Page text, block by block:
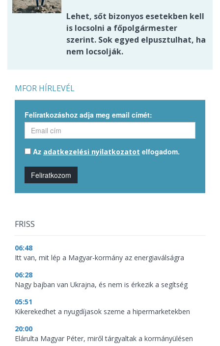
Lehet, sőt bizonyos esetekben kell
is locsolni a főpolgármester
szerint. Sok egyed elpusztulhat, ha
nem locsolják.
MFOR HÍRLEVÉL
Feliratkozáshoz adja meg email címét:
Az adatkezelési nyilatkozatot elfogadom.
Feliratkozom
FRISS
06:48
Itt van, mit lép a Magyar-kormány az energiaválságra
06:28
Nagy bajban van Ukrajna, és nem is érkezik a segítség
05:51
Kikerekedhet a nyugdíjasok szeme a hipermarketekben
20:00
Elárulta Magyar Péter, miről tárgyaltak a kormányülésen